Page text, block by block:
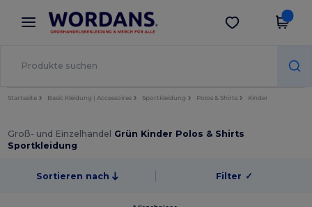
× Wordans App
Bessere Preise in der App!
App holen
Startseite Basic Kleidung | Accessoires Sportkleidung Polos & Shirts Kinder
Groß- und Einzelhandel Grün Kinder Polos & Shirts
Sportkleidung
Sortieren nach Filter ✓